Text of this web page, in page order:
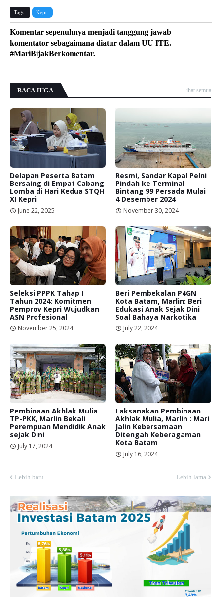
Tags: Kepri
Komentar sepenuhnya menjadi tanggung jawab
komentator sebagaimana diatur dalam UU ITE.
#MariBijakBerkomentar.
BACA JUGA Lihat semua
Delapan Peserta Batam
Bersaing di Empat Cabang
Lomba di Hari Kedua STQH
XI Kepri
June 22, 2025
Resmi, Sandar Kapal Pelni
Pindah ke Terminal
Bintang 99 Persada Mulai
4 Desember 2024
November 30, 2024
Seleksi PPPK Tahap I
Tahun 2024: Komitmen
Pemprov Kepri Wujudkan
ASN Profesional
November 25, 2024
Beri Pembekalan P4GN
Kota Batam, Marlin: Beri
Edukasi Anak Sejak Dini
Soal Bahaya Narkotika
July 22, 2024
Pembinaan Akhlak Mulia
TP-PKK, Marlin Bekali
Perempuan Mendidik Anak
sejak Dini
July 17, 2024
Laksanakan Pembinaan
Akhlak Mulia, Marlin : Mari
Jalin Kebersamaan
Ditengah Keberagaman
Kota Batam
July 16, 2024
Lebih baru Lebih lama